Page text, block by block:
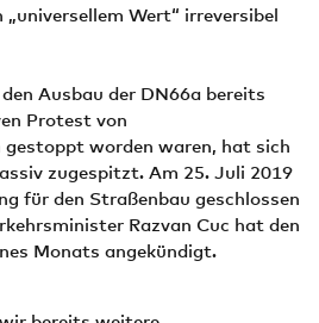
Wert“ irreversibel
Ausbau der DN66a bereits
Protest von
worden waren, hat sich
zugespitzt. Am 25. Juli 2019
für den Straßenbau geschlossen
Razvan Cuc hat den
Monats angekündigt.